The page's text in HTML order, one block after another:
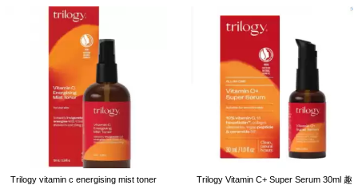
Trilogy vitamin c energising mist toner
Trilogy Vitamin C+ Super Serum 30ml 趣